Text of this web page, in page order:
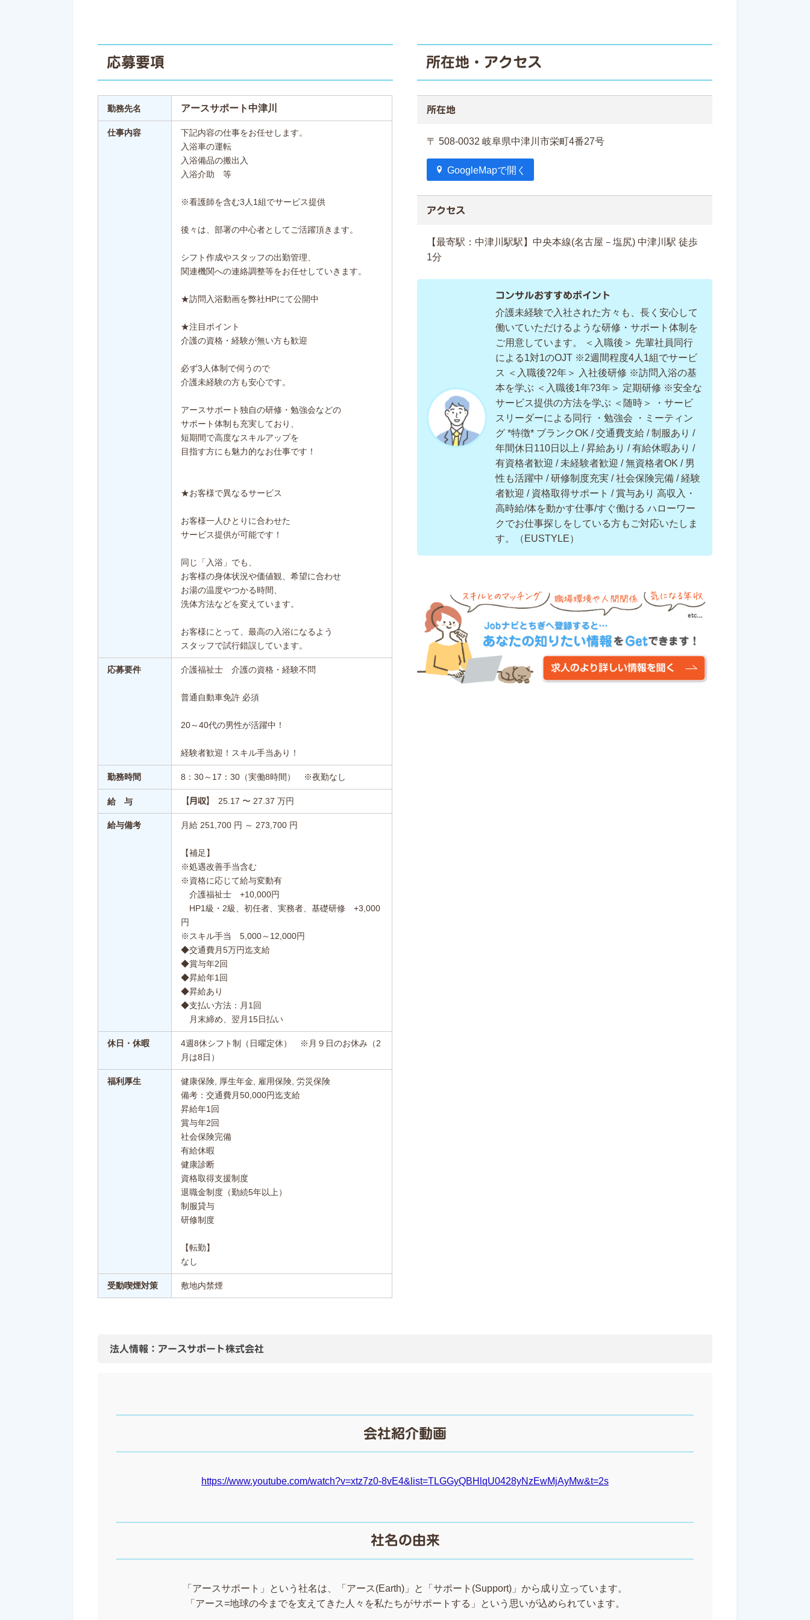
応募要項
勤務先名 アースサポート中津川
仕事内容
下記内容の仕事をお任せします。
入浴車の運転
入浴備品の搬出入
入浴介助 等
※看護師を含む3人1組でサービス提供
後々は、部署の中心者としてご活躍頂きます。
シフト作成やスタッフの出勤管理、
関連機関への連絡調整等をお任せしていきます。
★訪問入浴動画を弊社HPにて公開中
★注目ポイント
介護の資格・経験が無い方も歓迎
必ず3人体制で伺うので
介護未経験の方も安心です。
アースサポート独自の研修・勉強会などの
サポート体制も充実しており、
短期間で高度なスキルアップを
目指す方にも魅力的なお仕事です！
★お客様で異なるサービス
お客様一人ひとりに合わせた
サービス提供が可能です！
同じ「入浴」でも、
お客様の身体状況や価値観、希望に合わせ
お湯の温度やつかる時間、
洗体方法などを変えています。
お客様にとって、最高の入浴になるよう
スタッフで試行錯誤しています。
応募要件 介護福祉士 介護の資格・経験不問
普通自動車免許 必須
20～40代の男性が活躍中！
経験者歓迎！スキル手当あり！
勤務時間 8：30～17：30（実働8時間） ※夜勤なし
給 与 【月収】 25.17 〜 27.37 万円
給与備考 月給 251,700 円 ～ 273,700 円
【補足】
※処遇改善手当含む
※資格に応じて給与変動有
介護福祉士 +10,000円
HP1級・2級、初任者、実務者、基礎研修 +3,000
円
※スキル手当 5,000～12,000円
◆交通費月5万円迄支給
◆賞与年2回
◆昇給年1回
◆昇給あり
◆支払い方法：月1回
月末締め、翌月15日払い
休日・休暇
4週8休シフト制（日曜定休） ※月９日のお休み（2
月は8日）
福利厚生
健康保険, 厚生年金, 雇用保険, 労災保険
備考：交通費月50,000円迄支給
昇給年1回
賞与年2回
社会保険完備
有給休暇
健康診断
資格取得支援制度
退職金制度（勤続5年以上）
制服貸与
研修制度
【転勤】
なし
受動喫煙対策 敷地内禁煙
所在地・アクセス
所在地
〒 508-0032 岐阜県中津川市栄町4番27号
GoogleMapで開く
アクセス
【最寄駅：中津川駅駅】中央本線(名古屋－塩尻) 中津川駅 徒歩
1分
コンサルおすすめポイント
介護未経験で入社された方々も、長く安心して
働いていただけるような研修・サポート体制を
ご用意しています。 ＜入職後＞ 先輩社員同行
による1対1のOJT ※2週間程度4人1組でサービ
ス ＜入職後?2年＞ 入社後研修 ※訪問入浴の基
本を学ぶ ＜入職後1年?3年＞ 定期研修 ※安全な
サービス提供の方法を学ぶ ＜随時＞ ・サービ
スリーダーによる同行 ・勉強会 ・ミーティン
グ *特徴* ブランクOK / 交通費支給 / 制服あり /
年間休日110日以上 / 昇給あり / 有給休暇あり /
有資格者歓迎 / 未経験者歓迎 / 無資格者OK / 男
性も活躍中 / 研修制度充実 / 社会保険完備 / 経験
者歓迎 / 資格取得サポート / 賞与あり 高収入・
高時給/体を動かす仕事/すぐ働ける ハローワー
クでお仕事探しをしている方もご対応いたしま
す。（EUSTYLE）
法人情報：アースサポート株式会社
会社紹介動画
https://www.youtube.com/watch?v=xtz7z0-8vE4&list=TLGGyQBHlqU0428yNzEwMjAyMw&t=2s
社名の由来
「アースサポート」という社名は、「アース(Earth)」と「サポート(Support)」から成り立っています。
「アース=地球の今までを支えてきた人々を私たちがサポートする」という思いが込められています。